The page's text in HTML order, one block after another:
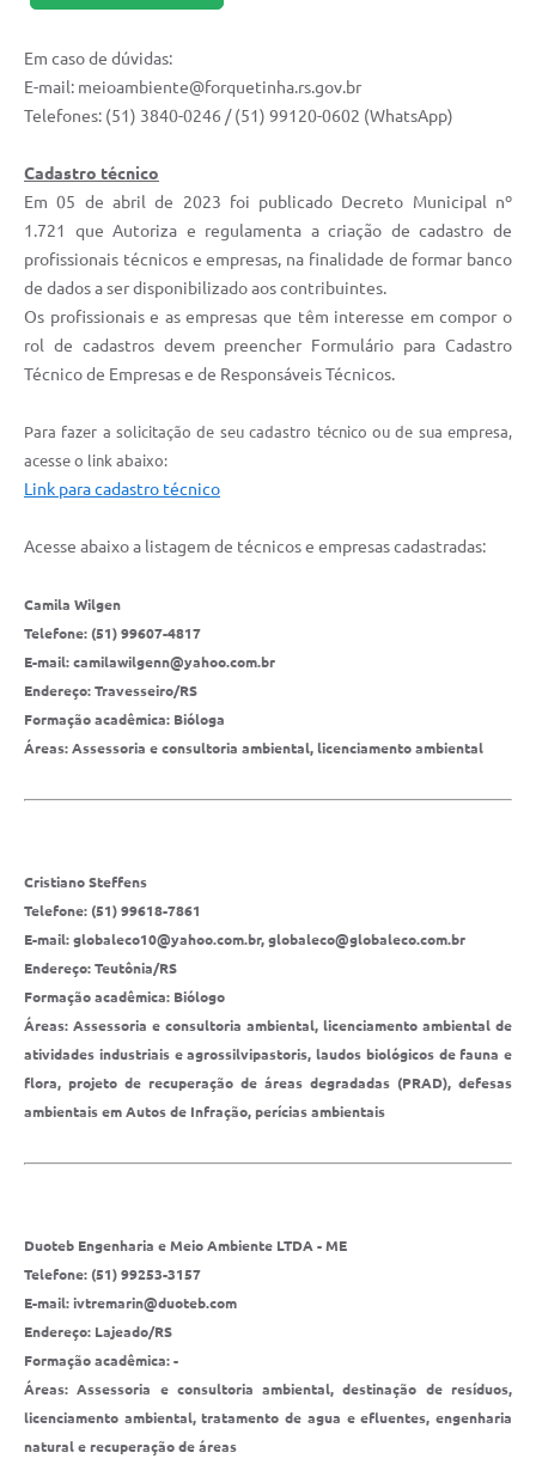
Em caso de dúvidas:
E-mail: meioambiente@forquetinha.rs.gov.br
Telefones: (51) 3840-0246 / (51) 99120-0602 (WhatsApp)
Cadastro técnico
Em 05 de abril de 2023 foi publicado Decreto Municipal nº
1.721 que Autoriza e regulamenta a criação de cadastro de
profissionais técnicos e empresas, na finalidade de formar banco
de dados a ser disponibilizado aos contribuintes.
Os profissionais e as empresas que têm interesse em compor o
rol de cadastros devem preencher Formulário para Cadastro
Técnico de Empresas e de Responsáveis Técnicos.
Para fazer a solicitação de seu cadastro técnico ou de sua empresa,
acesse o link abaixo:
Link para cadastro técnico
Acesse abaixo a listagem de técnicos e empresas cadastradas:
Camila Wilgen
Telefone: (51) 99607-4817
E-mail: camilawilgenn@yahoo.com.br
Endereço: Travesseiro/RS
Formação acadêmica: Bióloga
Áreas: Assessoria e consultoria ambiental, licenciamento ambiental
Cristiano Steffens
Telefone: (51) 99618-7861
E-mail: globaleco10@yahoo.com.br, globaleco@globaleco.com.br
Endereço: Teutônia/RS
Formação acadêmica: Biólogo
Áreas: Assessoria e consultoria ambiental, licenciamento ambiental de
atividades industriais e agrossilvipastoris, laudos biológicos de fauna e
flora, projeto de recuperação de áreas degradadas (PRAD), defesas
ambientais em Autos de Infração, perícias ambientais
Duoteb Engenharia e Meio Ambiente LTDA - ME
Telefone: (51) 99253-3157
E-mail: ivtremarin@duoteb.com
Endereço: Lajeado/RS
Formação acadêmica: -
Áreas: Assessoria e consultoria ambiental, destinação de resíduos,
licenciamento ambiental, tratamento de agua e efluentes, engenharia
natural e recuperação de áreas